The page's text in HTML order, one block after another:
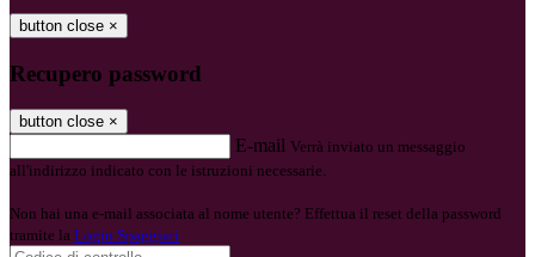
button close ×
Recupero password
button close ×
E-mail Verrà inviato un messaggio
all'indirizzo indicato con le istruzioni necessarie.
Non hai una e-mail associata al nome utente? Effettua il reset della password
tramite la Login Spaggiari